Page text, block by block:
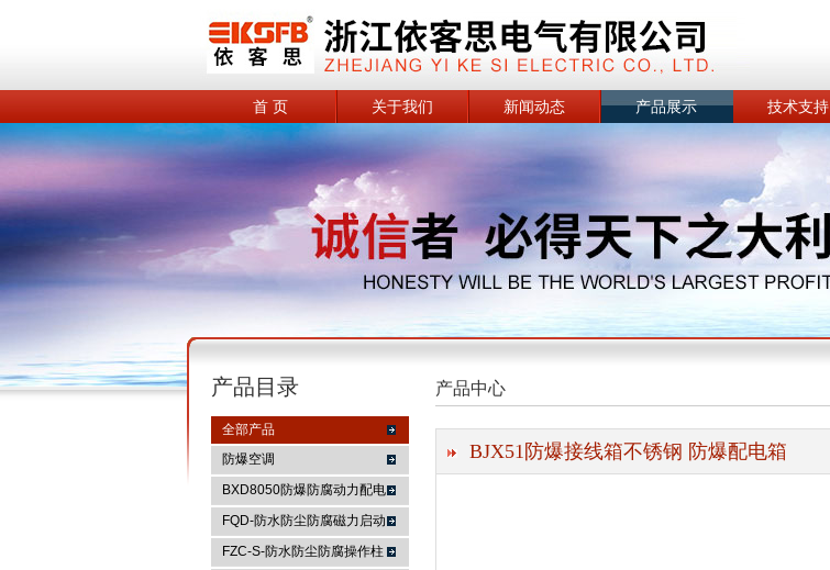
浙江依客思电气有限公司
首 页 关于我们 新闻动态 产品展示 技术支持
产品目录
全部产品
防爆空调
BXD8050防爆防腐动力配电
箱
FQD-防水防尘防腐磁力启动
器
FZC-S-防水防尘防腐操作柱
产品中心
BJX51防爆接线箱不锈钢 防爆配电箱